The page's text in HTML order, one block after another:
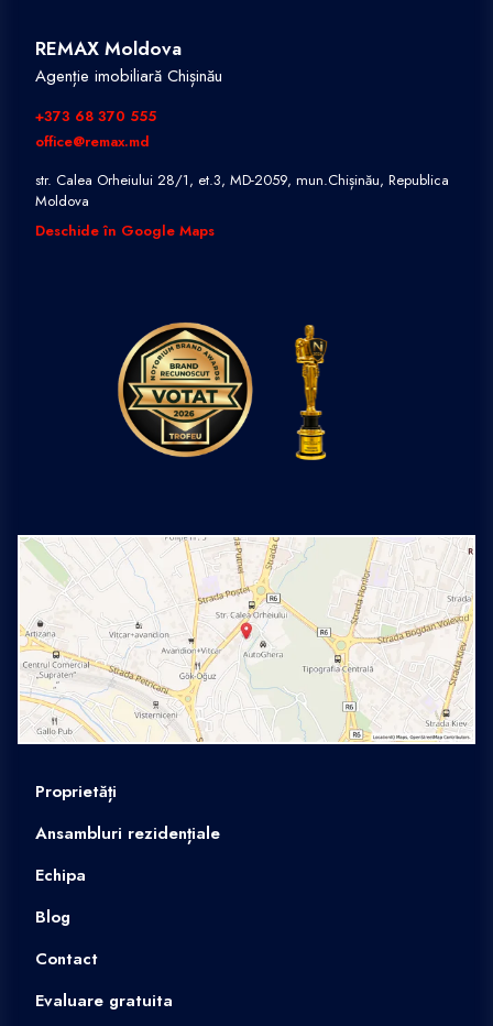
REMAX Moldova
Agenție imobiliară Chișinău
+373 68 370 555
office@remax.md
str. Calea Orheiului 28/1, et.3, MD-2059, mun.Chișinău, Republica
Moldova
Deschide în Google Maps
Proprietăți
Ansambluri rezidențiale
Echipa
Blog
Contact
Evaluare gratuita